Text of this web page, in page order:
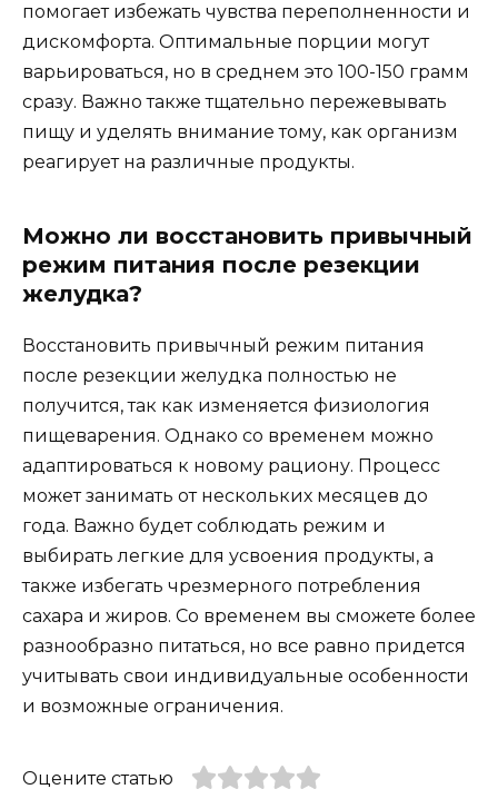
помогает избежать чувства переполненности и
дискомфорта. Оптимальные порции могут
варьироваться, но в среднем это 100-150 грамм
сразу. Важно также тщательно пережевывать
пищу и уделять внимание тому, как организм
реагирует на различные продукты.
Можно ли восстановить привычный
режим питания после резекции
желудка?
Восстановить привычный режим питания
после резекции желудка полностью не
получится, так как изменяется физиология
пищеварения. Однако со временем можно
адаптироваться к новому рациону. Процесс
может занимать от нескольких месяцев до
года. Важно будет соблюдать режим и
выбирать легкие для усвоения продукты, а
также избегать чрезмерного потребления
сахара и жиров. Со временем вы сможете более
разнообразно питаться, но все равно придется
учитывать свои индивидуальные особенности
и возможные ограничения.
Оцените статью